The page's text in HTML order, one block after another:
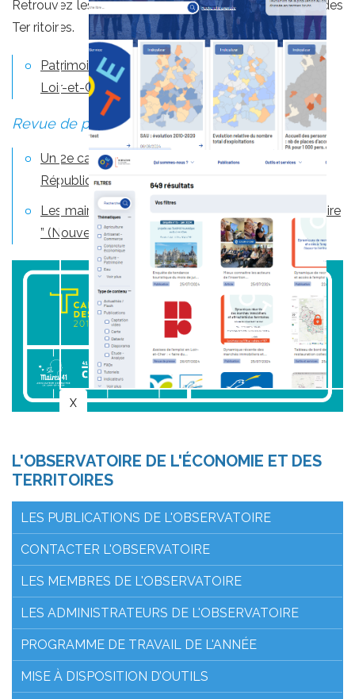
Retrouvez les articles de l'édition 2018 du Carrefour des
Ter ritoires.
Patrimoines et territoires, quelles dynamiques en
Loir-et-Cher ?
Revuede presse :
Un 2e carrefour pour les territoires (Nouvelle
République 25/05/2018)
Les maires doivent s’allier et jouer la carte “ territoire
” (Nouvelle République 25/05/2018)
L'OBSERVATOIRE DE L'ÉCONOMIE ET DES
TERRITOIRES
LES PUBLICATIONS DE L'OBSERVATOIRE
CONTACTER L'OBSERVATOIRE
LES MEMBRES DE L'OBSERVATOIRE
LES ADMINISTRATEURS DE L'OBSERVATOIRE
PROGRAMME DE TRAVAIL DE L'ANNÉE
MISE À DISPOSITION D’OUTILS